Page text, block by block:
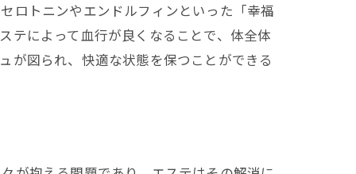
ロトニンやエンドルフィンといった「幸福
テによって血行が良くなることで、体全体
が図られ、快適な状態を保つことができる